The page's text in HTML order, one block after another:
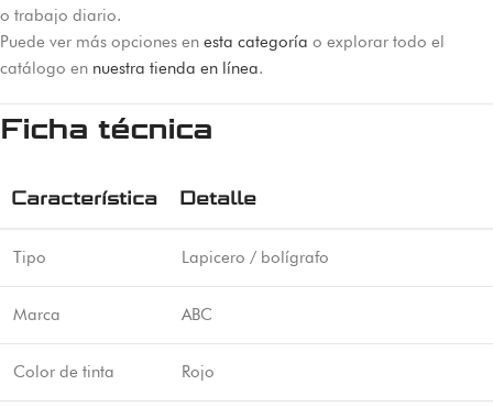
o trabajo diario.
Puede ver más opciones en esta categoría o explorar todo el
catálogo en nuestra tienda en línea.
Ficha técnica
Característica Detalle
Tipo Lapicero / bolígrafo
Marca ABC
Color de tinta Rojo